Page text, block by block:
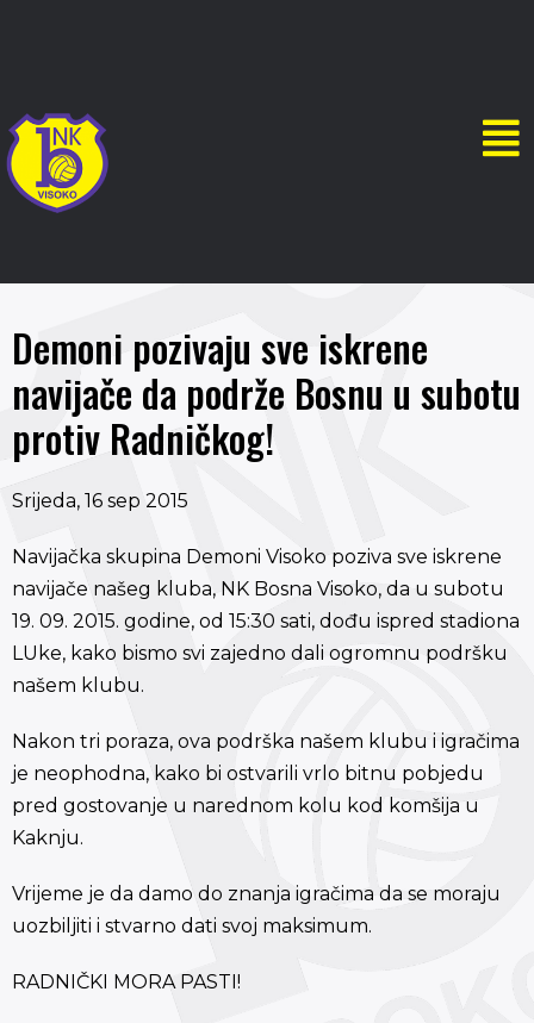
Demoni pozivaju sve iskrene
navijače da podrže Bosnu u subotu
protiv Radničkog!
Srijeda, 16 sep 2015
Navijačka skupina Demoni Visoko poziva sve iskrene
navijače našeg kluba, NK Bosna Visoko, da u subotu
19. 09. 2015. godine, od 15:30 sati, dođu ispred stadiona
LUke, kako bismo svi zajedno dali ogromnu podršku
našem klubu.
Nakon tri poraza, ova podrška našem klubu i igračima
je neophodna, kako bi ostvarili vrlo bitnu pobjedu
pred gostovanje u narednom kolu kod komšija u
Kaknju.
Vrijeme je da damo do znanja igračima da se moraju
uozbiljiti i stvarno dati svoj maksimum.
RADNIČKI MORA PASTI!